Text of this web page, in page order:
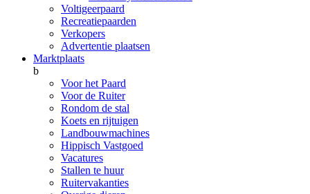
Voltigeerpaard
Recreatiepaarden
Verkopers
Advertentie plaatsen
Marktplaats
b
Voor het Paard
Voor de Ruiter
Rondom de stal
Koets en rijtuigen
Landbouwmachines
Hippisch Vastgoed
Vacatures
Stallen te huur
Ruitervakanties